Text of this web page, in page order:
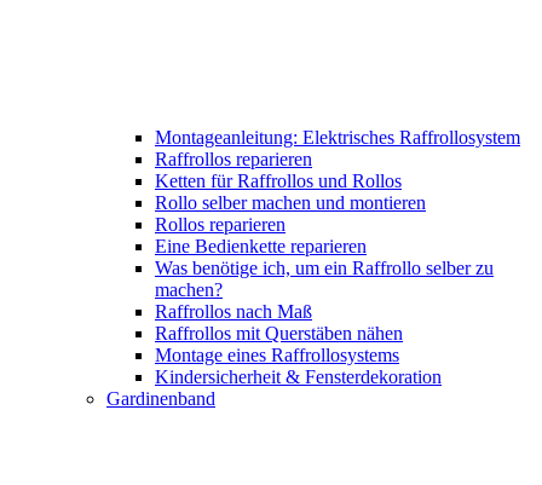
Montageanleitung: Elektrisches Raffrollosystem
Raffrollos reparieren
Ketten für Raffrollos und Rollos
Rollo selber machen und montieren
Rollos reparieren
Eine Bedienkette reparieren
Was benötige ich, um ein Raffrollo selber zu
machen?
Raffrollos nach Maß
Raffrollos mit Querstäben nähen
Montage eines Raffrollosystems
Kindersicherheit & Fensterdekoration
Gardinenband